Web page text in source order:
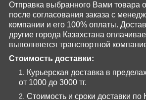
Отправка выбранного Вами товара
после согласования заказа с
компании и его 100% оплаты.
другие города Казахстана
выполняется транспортной
Стоимость доставки:
Курьерская доставка в
от 1000 до 3000 тг.
Стоимость и сроки доставки по